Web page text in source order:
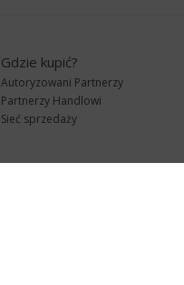
Gdzie kupić?
Autoryzowani Partnerzy
Partnerzy Handlowi
Sieć sprzedaży